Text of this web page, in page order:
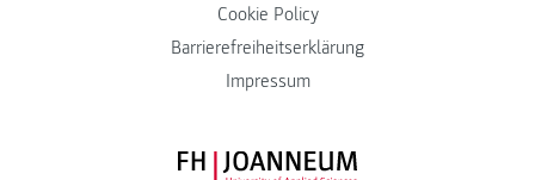
Cookie Policy
Barrierefreiheitserklärung
Impressum
FH JOANNEUM Logo